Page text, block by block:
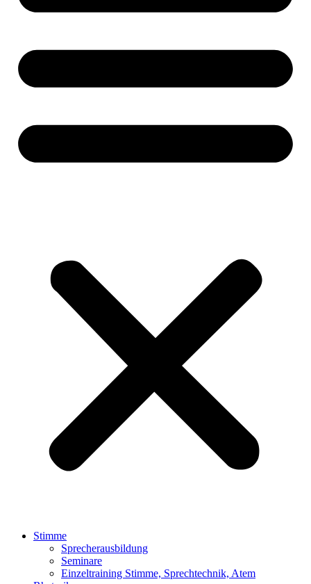
Stimme
Sprecherausbildung
Seminare
Einzeltraining Stimme, Sprechtechnik, Atem